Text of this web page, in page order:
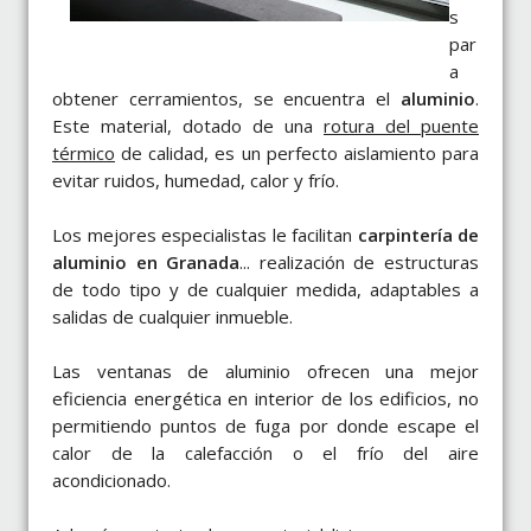
s
par
a
obtener cerramientos, se encuentra el aluminio.
Este material, dotado de una rotura del puente
térmico de calidad, es un perfecto aislamiento para
evitar ruidos, humedad, calor y frío.
Los mejores especialistas le facilitan carpintería de
aluminio en Granada... realización de estructuras
de todo tipo y de cualquier medida, adaptables a
salidas de cualquier inmueble.
Las ventanas de aluminio ofrecen una mejor
eficiencia energética en interior de los edificios, no
permitiendo puntos de fuga por donde escape el
calor de la calefacción o el frío del aire
acondicionado.